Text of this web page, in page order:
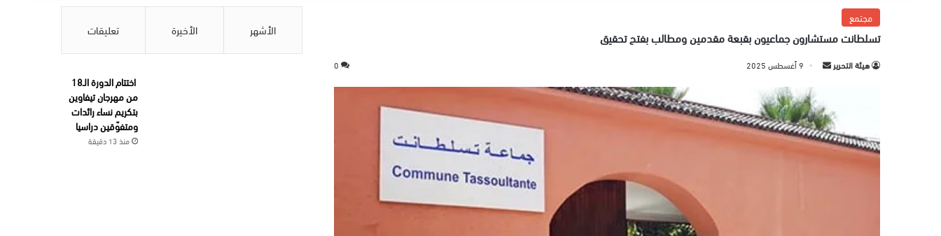
مجتمع
تسلطانت مستشارون جماعيون بقبعة مقدمين ومطالب بفتح تحقيق
هيئة التحرير
ل
ب
ر
9 أغسطس 2025 0
الأشهر الأخيرة تعليقات
اختتام الدورة الـ18
من مهرجان تيفاوين
بتكريم نساء رائدات
ومتفوّقين دراسيا
منذ 13 دقيقة